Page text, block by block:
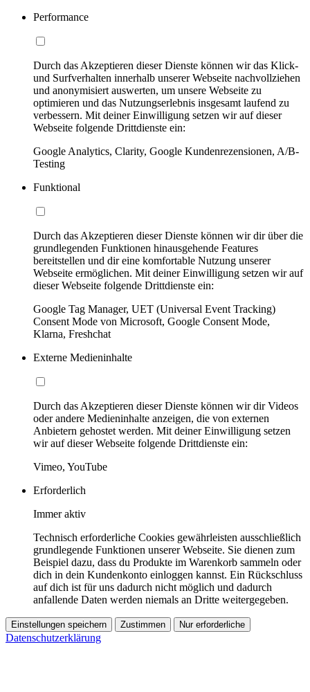
Performance
Durch das Akzeptieren dieser Dienste können wir das Klick-
und Surfverhalten innerhalb unserer Webseite nachvollziehen
und anonymisiert auswerten, um unsere Webseite zu
optimieren und das Nutzungserlebnis insgesamt laufend zu
verbessern. Mit deiner Einwilligung setzen wir auf dieser
Webseite folgende Drittdienste ein:
Google Analytics, Clarity, Google Kundenrezensionen, A/B-
Testing
Funktional
Durch das Akzeptieren dieser Dienste können wir dir über die
grundlegenden Funktionen hinausgehende Features
bereitstellen und dir eine komfortable Nutzung unserer
Webseite ermöglichen. Mit deiner Einwilligung setzen wir auf
dieser Webseite folgende Drittdienste ein:
Google Tag Manager, UET (Universal Event Tracking)
Consent Mode von Microsoft, Google Consent Mode,
Klarna, Freshchat
Externe Medieninhalte
Durch das Akzeptieren dieser Dienste können wir dir Videos
oder andere Medieninhalte anzeigen, die von externen
Anbietern gehostet werden. Mit deiner Einwilligung setzen
wir auf dieser Webseite folgende Drittdienste ein:
Vimeo, YouTube
Erforderlich
Immer aktiv
Technisch erforderliche Cookies gewährleisten ausschließlich
grundlegende Funktionen unserer Webseite. Sie dienen zum
Beispiel dazu, dass du Produkte im Warenkorb sammeln oder
dich in dein Kundenkonto einloggen kannst. Ein Rückschluss
auf dich ist für uns dadurch nicht möglich und dadurch
anfallende Daten werden niemals an Dritte weitergegeben.
Einstellungen speichern Zustimmen Nur erforderliche
Datenschutzerklärung